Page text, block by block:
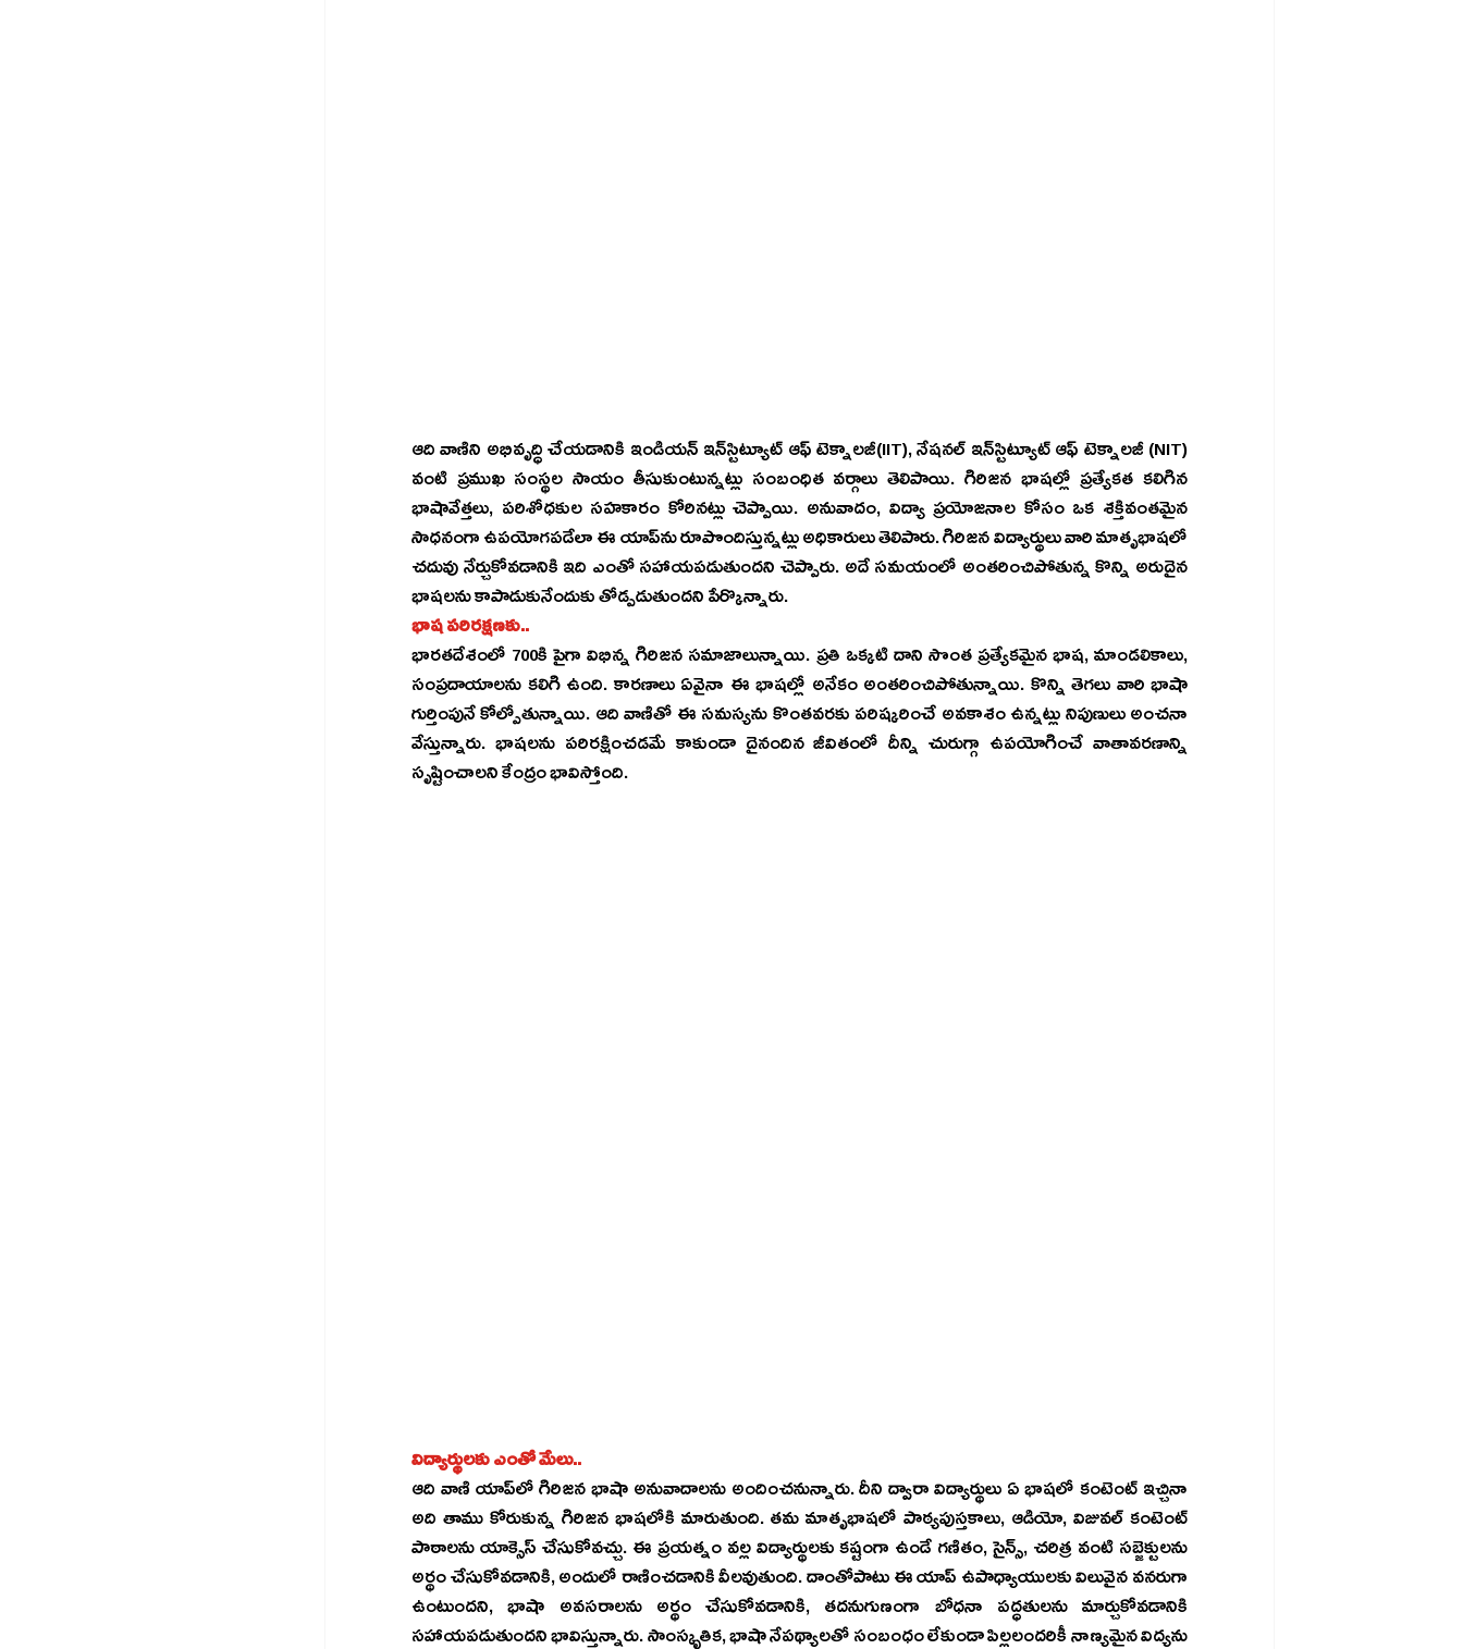
ఆది వాణిని అభివృద్ధి చేయడానికి ఇండియన్‌ ఇన్‌స్టిట్యూట్‌ ఆఫ్‌ టెక్నాలజీ(IIT), నేషనల్ ఇన్‌స్టిట్యూట్‌ ఆఫ్ టెక్నాలజీ (NIT)
వంటి ప్రముఖ సంస్థల సాయం తీసుకుంటున్నట్లు సంబంధిత వర్గాలు తెలిపాయి. గిరిజన భాషల్లో ప్రత్యేకత కలిగిన
భాషావేత్తలు, పరిశోధకుల సహకారం కోరినట్లు చెప్పాయి. అనువాదం, విద్యా ప్రయోజనాల కోసం ఒక శక్తివంతమైన
సాధనంగా ఉపయోగపడేలా ఈ యాప్‌ను రూపొందిస్తున్నట్లు అధికారులు తెలిపారు. గిరిజన విద్యార్థులు వారి మాతృభాషలో
చదువు నేర్చుకోవడానికి ఇది ఎంతో సహాయపడుతుందని చెప్పారు. అదే సమయంలో అంతరించిపోతున్న కొన్ని అరుదైన
భాషలను కాపాడుకునేందుకు తోడ్పడుతుందని పేర్కొన్నారు.
భాష పరిరక్షణకు..
భారతదేశంలో 700కి పైగా విభిన్న గిరిజన సమాజాలున్నాయి. ప్రతి ఒక్కటి దాని సొంత ప్రత్యేకమైన భాష, మాండలికాలు,
సంప్రదాయాలను కలిగి ఉంది. కారణాలు ఏవైనా ఈ భాషల్లో అనేకం అంతరించిపోతున్నాయి. కొన్ని తెగలు వారి భాషా
గుర్తింపునే కోల్పోతున్నాయి. ఆది వాణితో ఈ సమస్యను కొంతవరకు పరిష్కరించే అవకాశం ఉన్నట్లు నిపుణులు అంచనా
వేస్తున్నారు. భాషలను పరిరక్షించడమే కాకుండా దైనందిన జీవితంలో దీన్ని చురుగ్గా ఉపయోగించే వాతావరణాన్ని
సృష్టించాలని కేంద్రం భావిస్తోంది.
విద్యార్థులకు ఎంతో మేలు..
ఆది వాణి యాప్‌లో గిరిజన భాషా అనువాదాలను అందించనున్నారు. దీని ద్వారా విద్యార్థులు ఏ భాషలో కంటెంట్‌ ఇచ్చినా
అది తాము కోరుకున్న గిరిజన భాషలోకి మారుతుంది. తమ మాతృభాషలో పాఠ్యపుస్తకాలు, ఆడియో, విజువల్ కంటెంట్
పాఠాలను యాక్సెస్ చేసుకోవచ్చు. ఈ ప్రయత్నం వల్ల విద్యార్థులకు కష్టంగా ఉండే గణితం, సైన్స్, చరిత్ర వంటి సబ్జెక్టులను
అర్థం చేసుకోవడానికి, అందులో రాణించడానికి వీలవుతుంది. దాంతోపాటు ఈ యాప్ ఉపాధ్యాయులకు విలువైన వనరుగా
ఉంటుందని, భాషా అవసరాలను అర్థం చేసుకోవడానికి, తదనుగుణంగా బోధనా పద్ధతులను మార్చుకోవడానికి
సహాయపడుతుందని భావిస్తున్నారు. సాంస్కృతిక, భాషా నేపథ్యాలతో సంబంధం లేకుండా పిల్లలందరికీ నాణ్యమైన విద్యను